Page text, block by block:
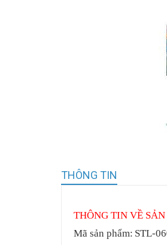
THÔNG TIN
THÔNG TIN VỀ
Mã sản phẩm: STL-